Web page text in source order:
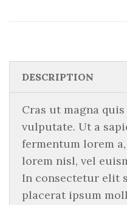
DESCRIPTION
Cras ut magna
vulputate. Ut a
fermentum lorem
lorem nisl, vel
In consectetur elit
placerat ipsum